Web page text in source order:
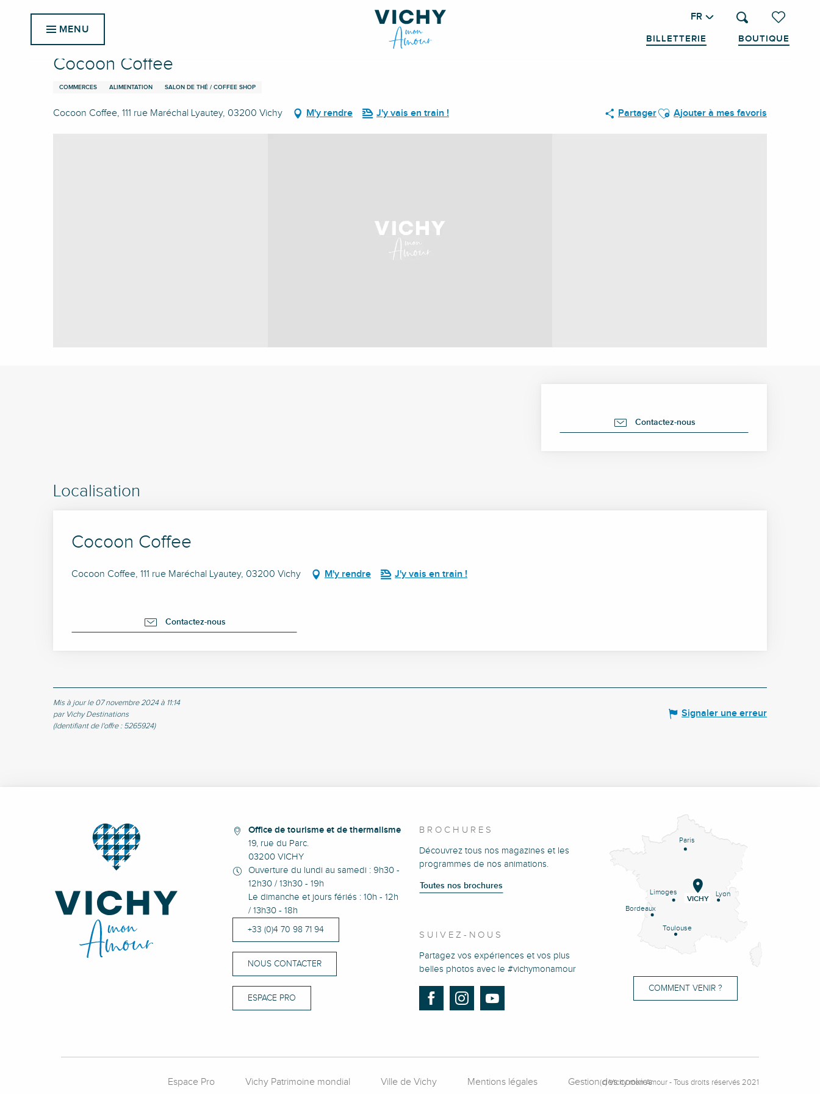
Voir les
Recherche
FR
BILLETTERIE BOUTIQUE
MENU
Accueil Cocoon Coffee
Cocoon Coffee
COMMERCES ALIMENTATION SALON DE THÉ / COFFEE SHOP
Cocoon Coffee, 111 rue Maréchal Lyautey, 03200 Vichy M'y rendre J'y vais en train ! PartagerAjouter aux favoris
Ajouter à mes favoris
Contactez-nous
Localisation
Cocoon Coffee
Cocoon Coffee, 111 rue Maréchal Lyautey, 03200 Vichy M'y rendre J'y vais en train !
Contactez-nous
Mis à jour le 07 novembre 2024 à 11:14
par Vichy Destinations
(Identifiant de l'offre : 5265924)
Signaler une erreur
Office de tourisme et de thermalisme
19, rue du Parc.
03200 VICHY
Ouverture du lundi au samedi : 9h30 -
12h30 / 13h30 - 19h
Le dimanche et jours fériés : 10h - 12h
/ 13h30 - 18h
+33 (0)4 70 98 71 94
NOUS CONTACTER
ESPACE PRO
BROCHURES
Découvrez tous nos magazines et les
programmes de nos animations.
Toutes nos brochures
SUIVEZ-NOUS
Partagez vos expériences et vos plus
belles photos avec le #vichymonamour
Paris
Lyon
Limoges
Bordeaux
Toulouse
VICHY
COMMENT VENIR ?
Espace Pro Vichy Patrimoine mondial Ville de Vichy Mentions légales Gestion des cookies
(c) Vichy mon Amour - Tous droits réservés 2021